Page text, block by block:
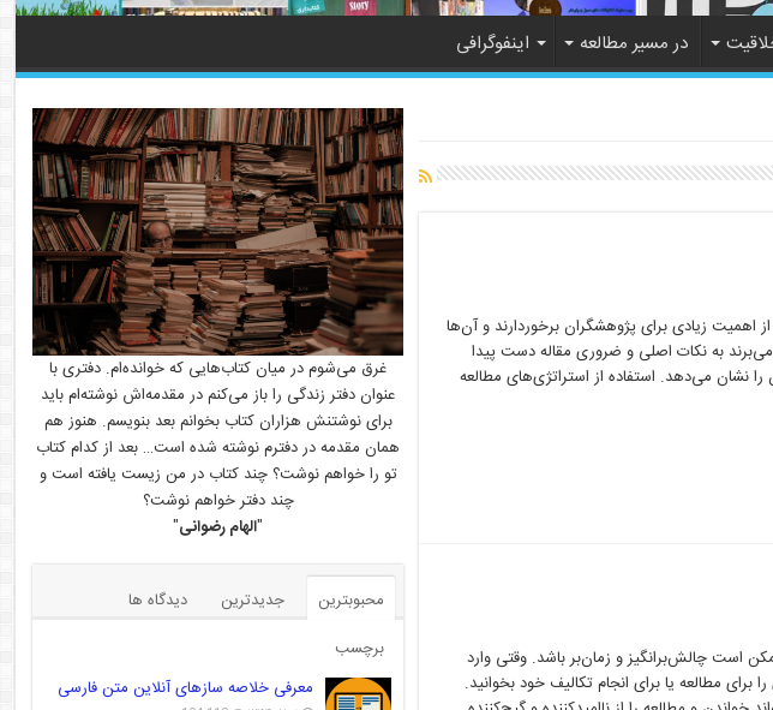
در مسیر مطالعه اینفوگرافی
اهمیت زیادی برای پژوهشگران برخوردارند و آن‌ها
به نکات اصلی و ضروری مقاله دست پیدا
نشان می‌دهد. استفاده از استراتژی‌های مطالعه
است چالش‌برانگیز و زمان‌بر باشد. وقتی وارد
مطالعه یا برای انجام تکالیف خود بخوانید.
غرق می‌شوم در میان کتاب‌هایی که خوانده‌ام. دفتری با
عنوان دفتر زندگی را باز می‌کنم در مقدمه‌اش نوشته‌ام باید
برای نوشتنش هزاران کتاب بخوانم بعد بنویسم. هنوز هم
همان مقدمه در دفترم نوشته شده است… بعد از کدام کتاب
تو را خواهم نوشت؟ چند کتاب در من زیست یافته است و
چند دفتر خواهم نوشت؟
"الهام رضوانی"
محبوبترین جدیدترین
دیدگاه ها
برچسب
معرفی خلاصه سازهای آنلاین متن فارسی